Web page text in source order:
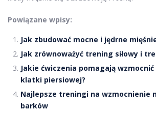
Powiązane wpisy:
Jak zbudować mocne i jędrne
Jak zrównoważyć trening siłowy i
Jakie ćwiczenia pomagają
klatki piersiowej?
Najlepsze treningi na wzmocnienie
barków